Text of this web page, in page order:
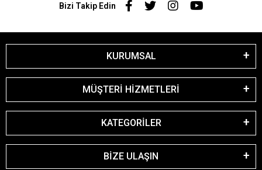
Bizi Takip Edin
KURUMSAL
MÜŞTERİ HİZMETLERİ
KATEGORİLER
BİZE ULAŞIN